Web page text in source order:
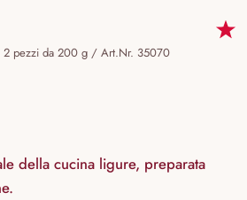
pezzi da 200 g / Art.Nr. 35070
della cucina ligure, preparata